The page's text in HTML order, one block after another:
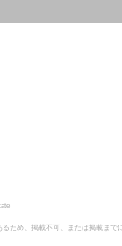
ため、掲載不可、または掲載まで